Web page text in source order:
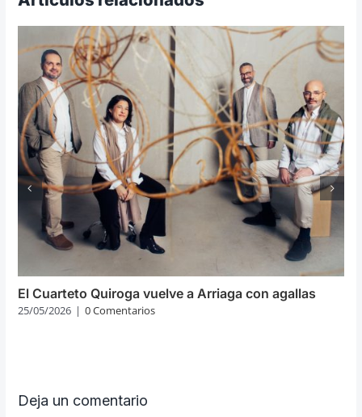
El Cuarteto Quiroga vuelve a Arriaga con agallas
25/05/2026 | 0 Comentarios
Deja un comentario